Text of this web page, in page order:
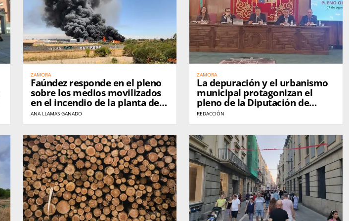
ZAMORA
Faúndez responde en el pleno
sobre los medios movilizados
en el incendio de la planta de
residuos de Roales
ANA LLAMAS GANADO
ZAMORA
La depuración y el urbanismo
municipal protagonizan el
pleno de la Diputación de
Zamora
REDACCIÓN